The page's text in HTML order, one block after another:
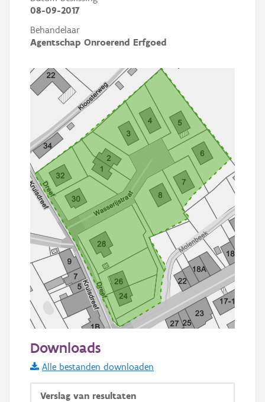
08-09-2017
Behandelaar
Agentschap Onroerend Erfgoed
Informatie Vlaanderen
i
Downloads
Alle bestanden downloaden
Verslag van resultaten